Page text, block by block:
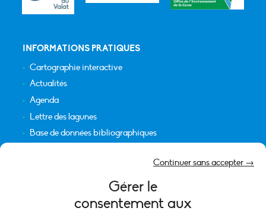
Gérer le
consentement aux
Continuer sans accepter →
INFORMATIONS PRATIQUES
Cartographie interactive
Actualités
Agenda
Lettre des lagunes
Base de données bibliographiques
Mentions légales